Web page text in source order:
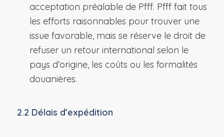
acceptation préalable de Pfff. Pfff fait tous
les efforts raisonnables pour trouver une
issue favorable, mais se réserve le droit de
refuser un retour international selon le
pays d’origine, les coûts ou les formalités
douanières.
2.2 Délais d’expédition